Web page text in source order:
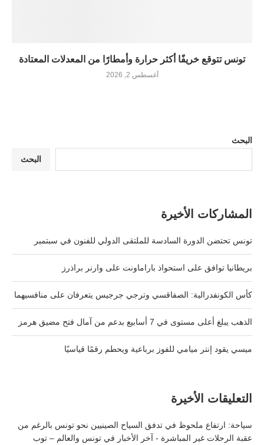
تونس تتوقع خريفًا أكثر حرارة وأمطارًا من المعدلات المعتادة
أغسطس 2, 2026
البحث
البحث
المشاركات الأخيرة
تونس تحتضن الدورة السادسة للملتقى الدولي للفنون في سبتمبر
بريطانيا توافق على استحواذ باراماونت على وارنر براذرز
كأس الكونفدرالية: الصفاقسي وترجي جرجيس يتعرفان على منافسيهما
الذهب يبلغ أعلى مستوى في 7 أسابيع بدعم من آمال فتح مضيق هرمز
ميسي يقود إنتر ميامي للفوز برباعية ويحطم رقمًا قياسيًا
التعليقات الأخيرة
سياحة: ارتفاع ملحوظ في تدفق السياح الصينيين نحو تونس بالرغم من
عقبة الرحلات غير المباشرة - آخر الأخبار في تونس والعالم – توب